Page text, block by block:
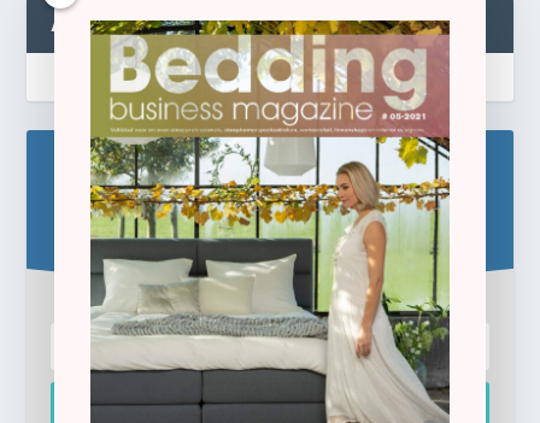
ABONNEREN
Blijf op de hoogte!
Schrijf u hier in voor de gratis e-newsletter.
Inschrijven